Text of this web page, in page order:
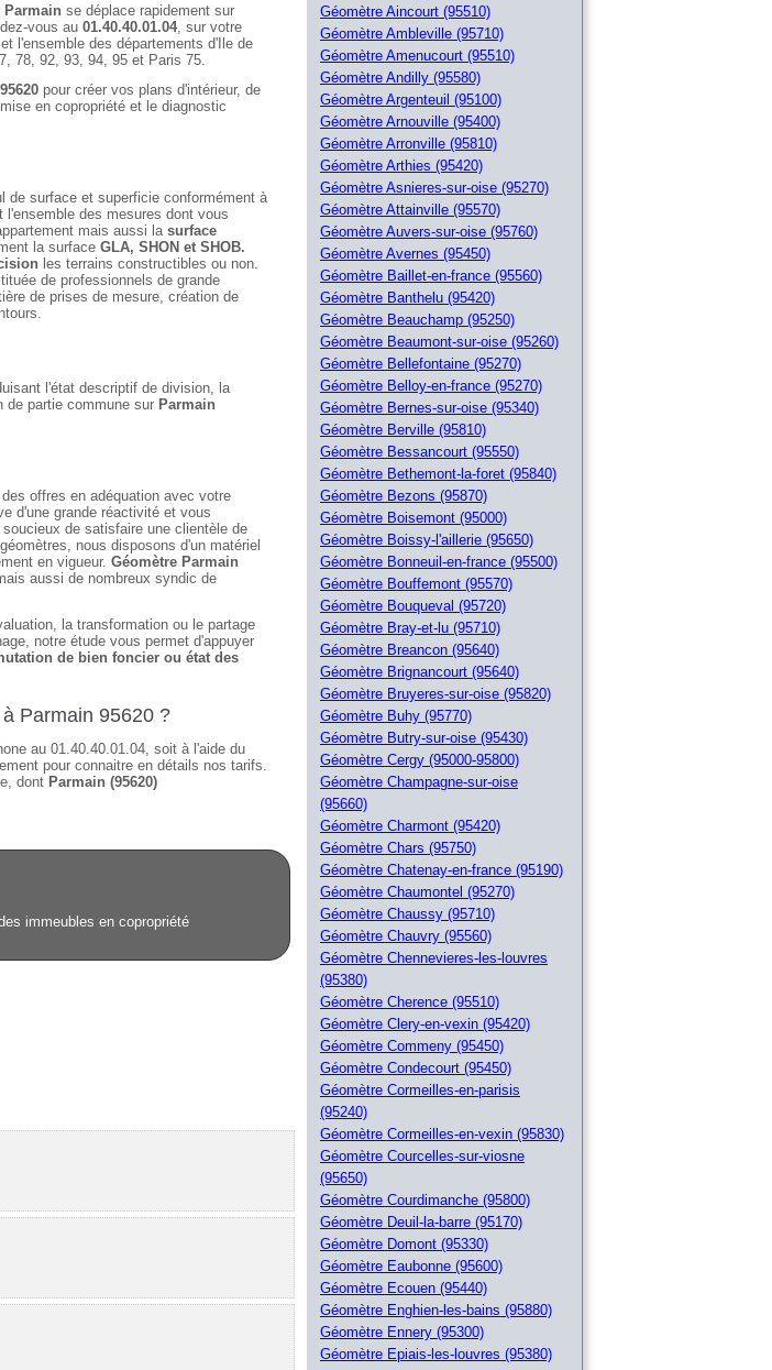
Parmain se déplace rapidement sur
vous au 01.40.40.01.04, sur votre
l'ensemble des départements d'Ile de
78, 92, 93, 94, 95 et Paris 75.
pour créer vos plans d'intérieur, de
en copropriété et le diagnostic
de surface et superficie conformément à
des mesures dont vous
mais aussi la surface
la surface GLA, SHON et SHOB.
les terrains constructibles ou non.
de professionnels de grande
de prises de mesure, création de
l'état descriptif de division, la
de partie commune sur Parmain
offres en adéquation avec votre
d'une grande réactivité et vous
de satisfaire une clientèle de
nous disposons d'un matériel
en vigueur. Géomètre Parmain
aussi de nombreux syndic de
la transformation ou le partage
notre étude vous permet d'appuyer
de bien foncier ou état des
Parmain 95620 ?
au 01.40.40.01.04, soit à l'aide du
pour connaitre en détails nos tarifs.
dont Parmain (95620)
immeubles en copropriété
Géomètre Aincourt (95510)
Géomètre Ambleville (95710)
Géomètre Amenucourt (95510)
Géomètre Andilly (95580)
Géomètre Argenteuil (95100)
Géomètre Arnouville (95400)
Géomètre Arronville (95810)
Géomètre Arthies (95420)
Géomètre Asnieres-sur-oise (95270)
Géomètre Attainville (95570)
Géomètre Auvers-sur-oise (95760)
Géomètre Avernes (95450)
Géomètre Baillet-en-france (95560)
Géomètre Banthelu (95420)
Géomètre Beauchamp (95250)
Géomètre Beaumont-sur-oise (95260)
Géomètre Bellefontaine (95270)
Géomètre Belloy-en-france (95270)
Géomètre Bernes-sur-oise (95340)
Géomètre Berville (95810)
Géomètre Bessancourt (95550)
Géomètre Bethemont-la-foret (95840)
Géomètre Bezons (95870)
Géomètre Boisemont (95000)
Géomètre Boissy-l'aillerie (95650)
Géomètre Bonneuil-en-france (95500)
Géomètre Bouffemont (95570)
Géomètre Bouqueval (95720)
Géomètre Bray-et-lu (95710)
Géomètre Breancon (95640)
Géomètre Brignancourt (95640)
Géomètre Bruyeres-sur-oise (95820)
Géomètre Buhy (95770)
Géomètre Butry-sur-oise (95430)
Géomètre Cergy (95000-95800)
Géomètre Champagne-sur-oise
(95660)
Géomètre Charmont (95420)
Géomètre Chars (95750)
Géomètre Chatenay-en-france (95190)
Géomètre Chaumontel (95270)
Géomètre Chaussy (95710)
Géomètre Chauvry (95560)
Géomètre Chennevieres-les-louvres
(95380)
Géomètre Cherence (95510)
Géomètre Clery-en-vexin (95420)
Géomètre Commeny (95450)
Géomètre Condecourt (95450)
Géomètre Cormeilles-en-parisis
(95240)
Géomètre Cormeilles-en-vexin (95830)
Géomètre Courcelles-sur-viosne
(95650)
Géomètre Courdimanche (95800)
Géomètre Deuil-la-barre (95170)
Géomètre Domont (95330)
Géomètre Eaubonne (95600)
Géomètre Ecouen (95440)
Géomètre Enghien-les-bains (95880)
Géomètre Ennery (95300)
Géomètre Epiais-les-louvres (95380)